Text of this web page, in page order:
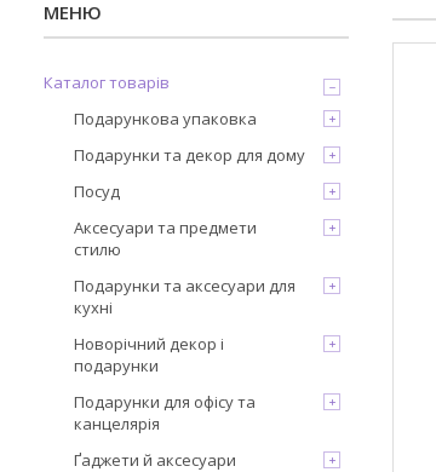
Каталог товарів
Подарункова упаковка
Подарунки та декор для дому
Посуд
Аксесуари та предмети
стилю
Подарунки та аксесуари для
кухні
Новорічний декор і
подарунки
Подарунки для офісу та
канцелярія
Ґаджети й аксесуари